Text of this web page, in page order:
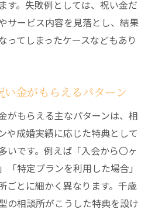
す。失敗例としては、祝い金だ
サービス内容を見落とし、結果
ってしまったケースなどもあり
金がもらえるパターン
がもらえる主なパターンは、相
や成婚実績に応じた特典として
いです。例えば「入会から〇ヶ
「特定プランを利用した場合」
ごとに細かく異なります。千歳
の相談所がこうした特典を設け